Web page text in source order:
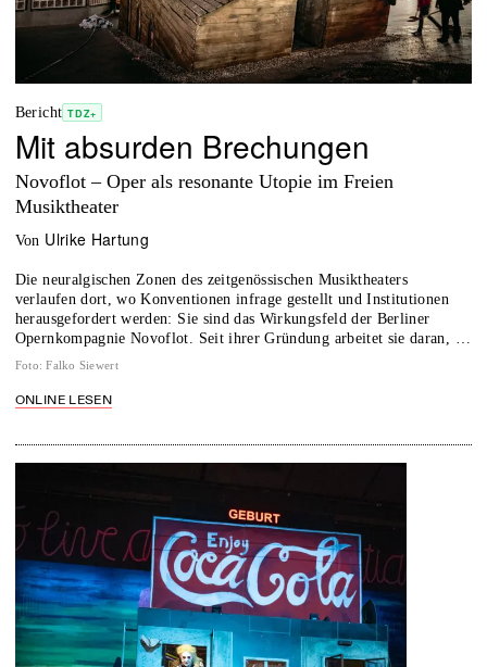
Bericht TDZ+
Mit absurden Brechungen
Novoflot – Oper als resonante Utopie im Freien
Musiktheater
von Ulrike Hartung
Die neuralgischen Zonen des zeitgenössischen Musiktheaters
verlaufen dort, wo Konventionen infrage gestellt und Institutionen
herausgefordert werden: Sie sind das Wirkungsfeld der Berliner
Opernkompagnie Novoflot. Seit ihrer Gründung arbeitet sie daran, …
Foto: Falko Siewert
ONLINE LESEN